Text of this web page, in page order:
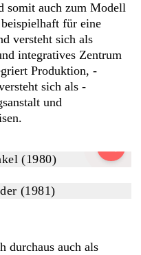
somit auch zum Modell
für eine
versteht sich als
integratives Zentrum
Produktion,
sich als
und
durchaus auch als